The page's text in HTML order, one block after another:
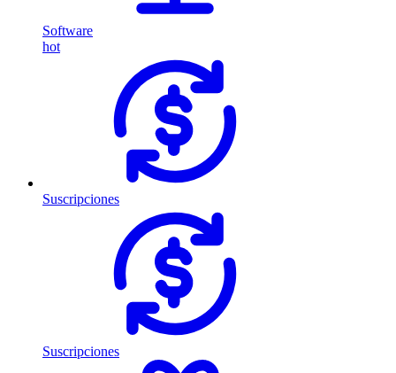
Software
hot
Suscripciones
Suscripciones